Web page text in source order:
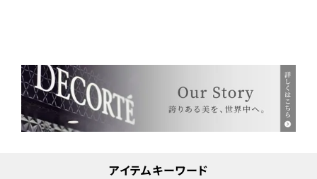
アイテムキーワード